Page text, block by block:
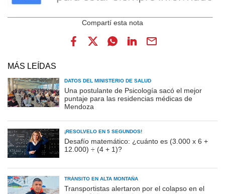
MÁS LEÍDAS
DATOS DEL MINISTERIO DE SALUD
Una postulante de Psicología sacó el mejor
puntaje para las residencias médicas de
Mendoza
¡RESOLVELO EN 5 SEGUNDOS!
Desafío matemático: ¿cuánto es (3.000 x 6 +
12.000) ÷ (4 + 1)?
TRÁNSITO EN ALTA MONTAÑA
Transportistas alertaron por el colapso en el